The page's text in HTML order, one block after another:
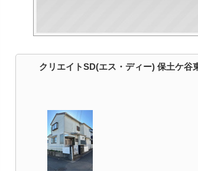
クリエイトSD(エス・ディー) 保土ケ谷